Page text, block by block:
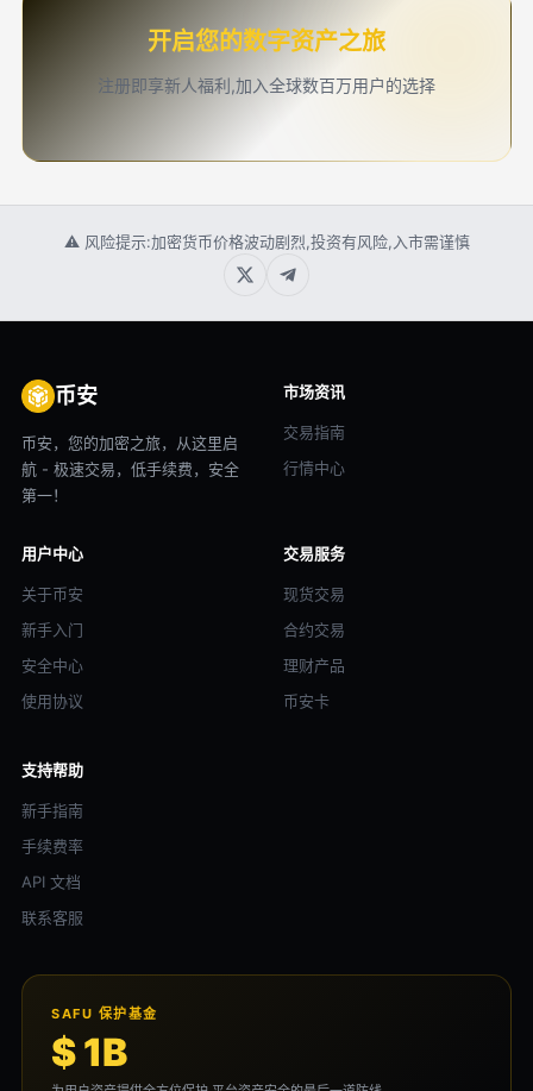
开启您的数字资产之旅
注册即享新人福利,加入全球数百万用户的选择
⚠ 风险提示:加密货币价格波动剧烈,投资有风险,入市需谨慎
币安
币安，您的加密之旅，从这里启
航 - 极速交易，低手续费，安全
第一！
市场资讯
交易指南
行情中心
用户中心
关于币安
新手入门
安全中心
使用协议
交易服务
现货交易
合约交易
理财产品
币安卡
支持帮助
新手指南
手续费率
API 文档
联系客服
SAFU 保护基金
$ 1B